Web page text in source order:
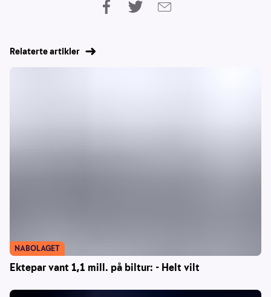
Relaterte artikler
Ektepar vant 1,1 mill. på biltur: - Helt vilt
NABOLAGET